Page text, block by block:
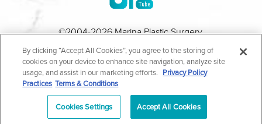
©2004-2026 Marina Plastic Surgery.
Todos los Derechos Reservados |Política de Privacidad
Médica|Política de Privacidad HIPAA|Aviso de
Prácticas de Privacidad| Accesibilidad|Mapa del Sitio
Términos y Condiciones |Términos de Uso
By clicking “Accept All Cookies”, you agree to the storing of
cookies on your device to enhance site navigation, analyze site
usage, and assist in our marketing efforts. Privacy Policy
Practices Terms & Conditions
Cookies Settings Accept All Cookies